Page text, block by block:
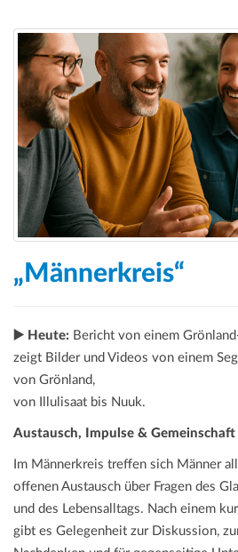
„Männerkreis“
▶️ Heute: Bericht von einem
zeigt Bilder und Videos von einem
von Grönland,
von Illulisaat bis Nuuk.
Austausch, Impulse & Gemeinschaft
Im Männerkreis treffen sich Männer
offenen Austausch über Fragen des
und des Lebensalltags. Nach einem
gibt es Gelegenheit zur Diskussion,